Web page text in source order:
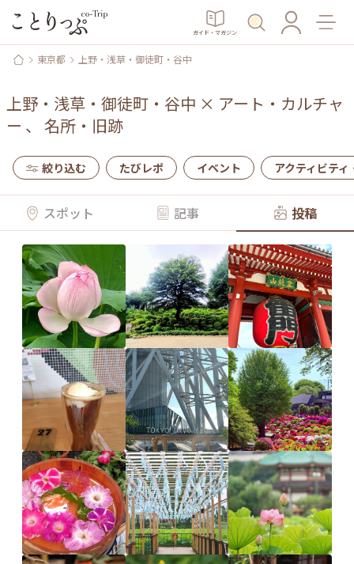
ガイド・マガジン
東京都 上野・浅草・御徒町・谷中
上野・浅草・御徒町・谷中 × アート・カルチャ
ー 、 名所・旧跡
絞り込む たびレポ イベント アクティビティ
スポット 記事 投稿